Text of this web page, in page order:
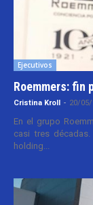
Ejecutivos
Roemmers: fin
Cristina Kroll - 20/05/
En el grupo
casi tres
holding...